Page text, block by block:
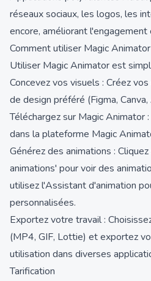
réseaux sociaux, les logos, les
encore, améliorant
Comment utiliser Magic
Utiliser Magic Animator est
Concevez vos visuels : Créez
de design préféré (Figma,
Téléchargez sur Magic Animator
dans la plateforme Magic
Générez des animations :
animations' pour voir des
utilisez l'Assistant d'animation
personnalisées.
Exportez votre travail :
(MP4, GIF, Lottie) et exportez
utilisation dans diverses
Tarification